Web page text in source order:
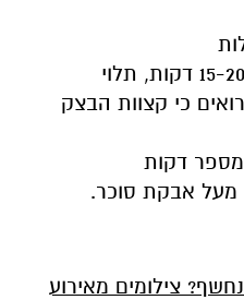
לחמם את אזני ההמן 15-20 דקות, תלוי
כי קצוות הבצק
דקות
מעל אבקת סוכר.
צילומים מאירוע